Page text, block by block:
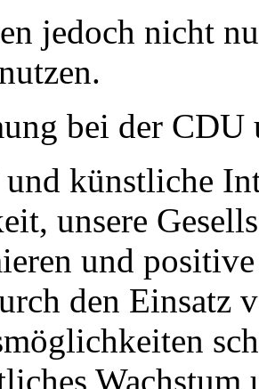
jedoch nicht
bei der
und künstliche
unsere
und
den Einsatz
Wachstum